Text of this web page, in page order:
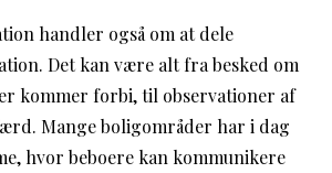
handler også om at dele
Det kan være alt fra besked om
kommer forbi, til observationer af
Mange boligområder har i dag
hvor beboere kan kommunikere